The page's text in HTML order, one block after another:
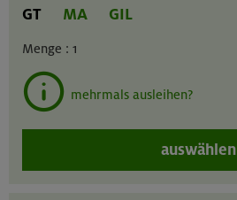
GT MA GIL
Menge : 1
mehrmals ausleihen?
auswählen